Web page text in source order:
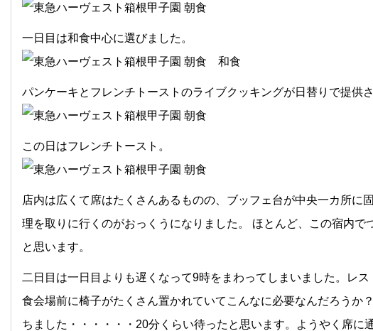
一日目は和食中心に選びました。
パンケーキとフレンチトーストのライブクッキングが日替りで提供さ
この日はフレンチトースト。
店内は広くて席はたくさんあるものの、ブッフェ台が中央一カ所に
理を取りに行くのがおっくうになりました。 ほとんど、この宿内で
と思います。
二日目は一日目よりも遅くなって9時をまわってしまいました。レ
食会場前に椅子がたくさん置かれていてこんなに必要なんだろうか
ちました・・・・・・20分くらい待ったと思います。ようやく席に